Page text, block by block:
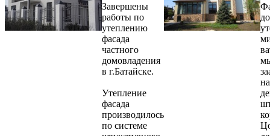
Завершены
работы по
утеплению
фасада
частного
домовладения
в г.Батайске.
Утепление
фасада
производилось
по системе